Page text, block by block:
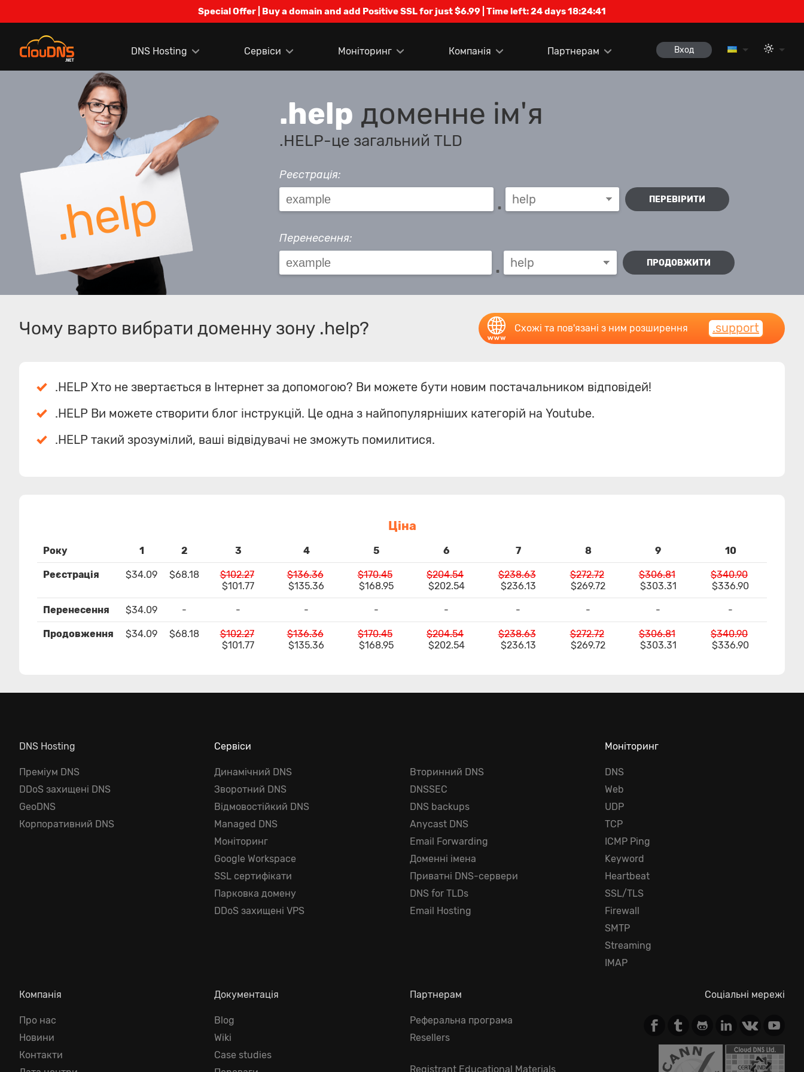
Special Offer | Buy a domain and add Positive SSL for just $6.99 | Time left:24 days 18:24:41
DNS Hosting Сервіси Моніторинг Компанія Партнерам Вход
.help
.help доменне ім'я
.HELP-це загальний TLD
Реєстрація:
. ПЕРЕВІРИТИ
Перенесення:
. ПРОДОВЖИТИ
Чому варто вибрати доменну зону .help? Схожі та пов'язані з ним розширення .support
.HELP Хто не звертається в Інтернет за допомогою? Ви можете бути новим постачальником відповідей!
.HELP Ви можете створити блог інструкцій. Це одна з найпопулярніших категорій на Youtube.
.HELP такий зрозумілий, ваші відвідувачі не зможуть помилитися.
Ціна
Року 1 2 3 4 5 6 7 8 9 10
Реєстрація $34.09 $68.18
$102.27
$101.77
$136.36
$135.36
$170.45
$168.95
$204.54
$202.54
$238.63
$236.13
$272.72
$269.72
$306.81
$303.31
$340.90
$336.90
Перенесення $34.09 - - - - - - - - -
Продовження $34.09 $68.18
$102.27
$101.77
$136.36
$135.36
$170.45
$168.95
$204.54
$202.54
$238.63
$236.13
$272.72
$269.72
$306.81
$303.31
$340.90
$336.90
DNS Hosting
Преміум DNS
DDoS захищені DNS
GeoDNS
Корпоративний DNS
Сервіси
Динамічний DNS
Зворотний DNS
Відмовостійкий DNS
Managed DNS
Моніторинг
Google Workspace
SSL сертифікати
Парковка домену
DDoS захищені VPS
Вторинний DNS
DNSSEC
DNS backups
Anycast DNS
Email Forwarding
Доменні імена
Приватні DNS-сервери
DNS for TLDs
Email Hosting
Моніторинг
DNS
Web
UDP
TCP
ICMP Ping
Keyword
Heartbeat
SSL/TLS
Firewall
SMTP
Streaming
IMAP
Компанія
Про нас
Новини
Контакти
Документація
Blog
Wiki
Case studies
Партнерам
Реферальна програма
Resellers
Registrant Educational Materials
Соціальні мережі